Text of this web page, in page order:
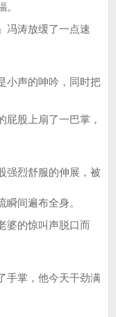
涛放缓了一点速
声的呻吟，同时把
股上扇了一巴掌，
烈舒服的伸展，被
间遍布全身。
惊叫声脱口而
掌，他今天干劲满